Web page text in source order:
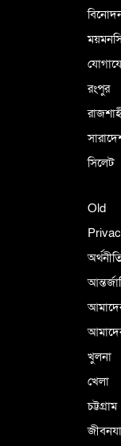
রংপুর
সিলেট
Old
খুলনা
খেলা
চট্টগ্রাম